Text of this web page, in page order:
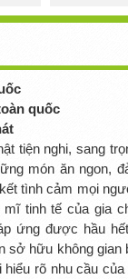
quốc
tiện nghi, sang
món ăn ngon,
tình cảm mọi
tinh tế của gia
ứng được hầu
hữu không
hiểu rõ nhu cầu